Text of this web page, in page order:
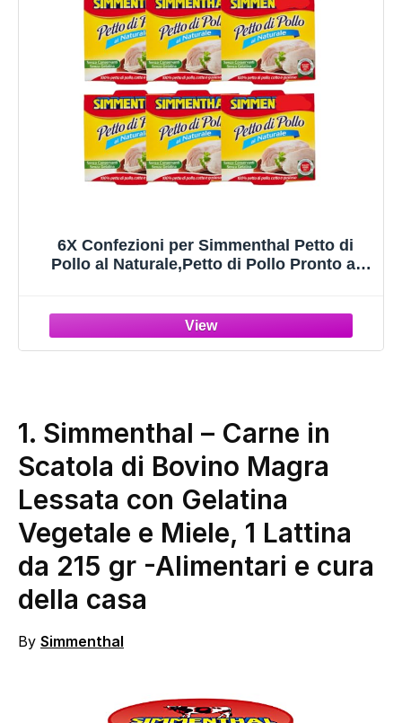
6X Confezioni per Simmenthal Petto di
Pollo al Naturale,Petto di Pollo Pronto al
Contenuto Proteico
1. Simmenthal – Carne in
Scatola di Bovino Magra
Lessata con Gelatina
Vegetale e Miele, 1 Lattina
da 215 gr -Alimentari e cura
della casa
By Simmenthal